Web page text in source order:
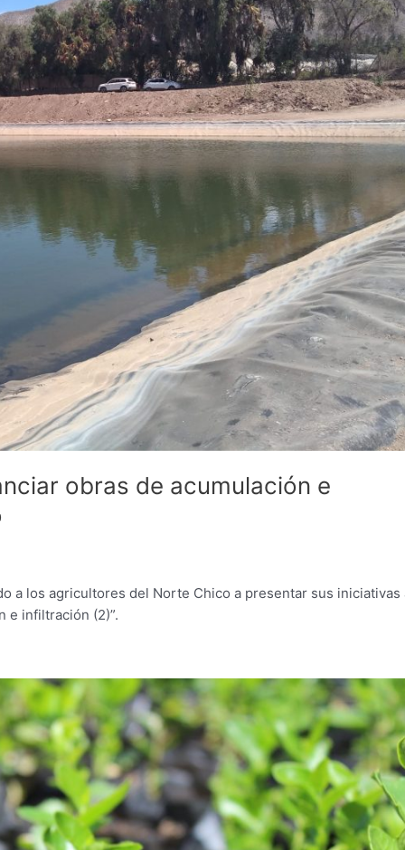
obras de acumulación e
a los agricultores del Norte Chico a presentar sus iniciativas
e infiltración (2)”.